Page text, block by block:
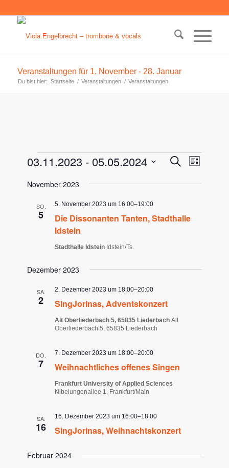
Veranstaltungen für 1. November - 28. Januar
Du bist hier: Startseite / Veranstaltungen / Veranstaltungen
Veranstaltungen Suche
Liste
03.11.2023 - 05.05.2024
wählen.
November 2023
SO.
5
Die Dissonanten Tanten, Stadthalle
Idstein
5. November 2023 um 16:00–19:00
Stadthalle Idstein Idstein/Ts.
Dezember 2023
SA.
2 SingJorinas, Adventskonzert
2. Dezember 2023 um 18:00–20:00
Alt Oberliederbach 5, 65835 LiederbachAlt
Oberliederbach 5, 65835 Liederbach
DO.
7 Weihnachtliches offenes Singen
7. Dezember 2023 um 18:00–20:00
Frankfurt University of Applied Sciences
Nibelungenallee 1, Frankfurt/Main
SA.
16 SingJorinas, Weihnachtskonzert
16. Dezember 2023 um 16:00–18:00
Februar 2024